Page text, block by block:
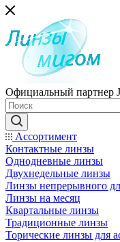
Официальный партнер
Ассортимент
Контактные линзы
Однодневные линзы
Двухнедельные линзы
Линзы непрерывного
Линзы на месяц
Квартальные линзы
Традиционные линзы
Торические линзы для